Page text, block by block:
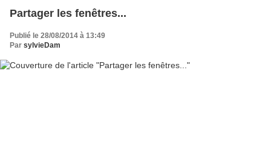
Partager les fenêtres...
Publié le 28/08/2014 à 13:49
Par sylvieDam